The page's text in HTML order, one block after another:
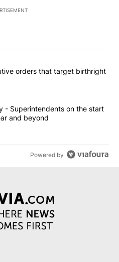
commented articles in the last
signs executive orders that
orders that target birthright
Xtra Sunday - Superintendents
- Superintendents on the start
and beyond
Powered by